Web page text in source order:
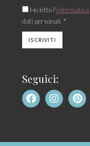
Ho letto l'informativa
dati personali. *
Seguici: